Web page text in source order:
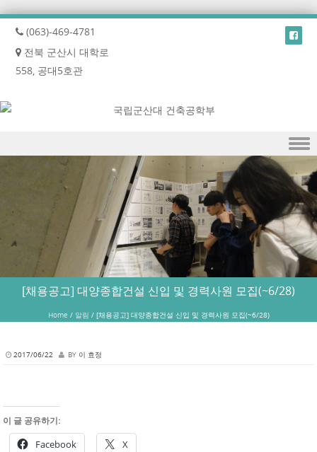
(063)-469-4781
전북 군산시 대학로
558, 공대5호관
Skip to content
[채용공고] 대양종합건설 신입 및 경력사원 모집(~6/28)
Home / 알림 /[채용공고] 대양종합건설 신입 및 경력사원 모집(~6/28)
2017/06/22 BY 이 효정
이 글 공유하기:
Facebook X